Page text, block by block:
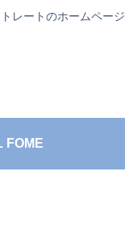
レートのホームページ
FOME